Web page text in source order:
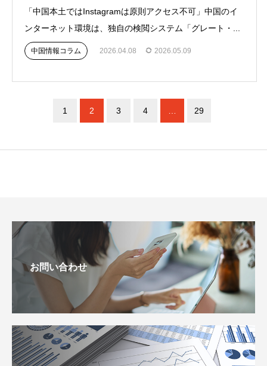
「中国本土ではInstagramは原則アクセス不可」中国のイ
ンターネット環境は、独自の検閲システム「グレート・...
中国情報コラム 2026.04.08 2026.05.09
1 2 3 4 29
お問い合わせ